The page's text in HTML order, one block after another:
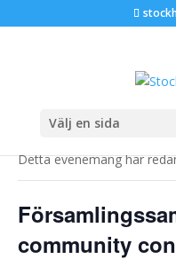
Välj en sida
« Alla Evenemang
Detta evenemang har
community